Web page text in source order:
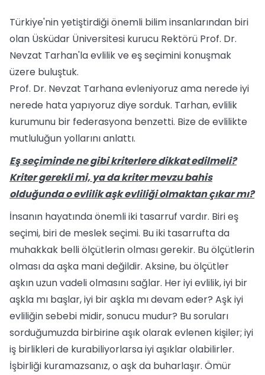
Türkiye'nin yetiştirdiği önemli bilim insanlarından biri
olan Üsküdar Üniversitesi kurucu Rektörü Prof. Dr.
Nevzat Tarhan'la evlilik ve eş seçimini konuşmak
üzere buluştuk.
Prof. Dr. Nevzat Tarhana evleniyoruz ama nerede iyi
nerede hata yapıyoruz diye sorduk. Tarhan, evlilik
kurumunu bir federasyona benzetti. Bize de evlilikte
mutluluğun yol­larını anlattı.
Eş seçiminde ne gibi kriterlere dik­kat edilmeli?
Kriter gerekli mi, ya da kriter mevzu bahis
olduğunda o evli­lik aşk evliliği olmaktan çıkar mı?
İnsanın hayatında önemli iki tasarruf vardır. Biri eş
seçimi, biri de meslek se­çimi. Bu iki tasarrufta da
muhakkak belli ölçütlerin olması gerekir. Bu ölçütlerin
olması da aşka mani değildir. Aksine, bu ölçütler
aşkın uzun vadeli olmasını sağ­lar. Her iyi evlilik, iyi bir
aşkla mı başlar, iyi bir aşkla mı devam eder? Aşk iyi
ev­liliğin sebebi midir, sonucu mudur? Bu soruları
sorduğumuzda birbirine aşık ola­rak evlenen kişiler; iyi
iş birlikleri de kurabiliyorlarsa iyi aşıklar olabilirler.
İşbirliği kuramazsanız, o aşk da buharlaşır. Ömür